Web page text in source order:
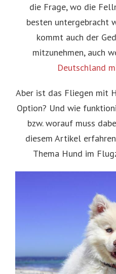
die Frage, wo die
besten untergebracht
kommt auch der
mitzunehmen, auch
Deutschland
Aber ist das Fliegen mit
Option? Und wie
bzw. worauf muss
diesem Artikel
Thema Hund im